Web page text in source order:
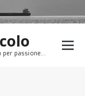
per passione...